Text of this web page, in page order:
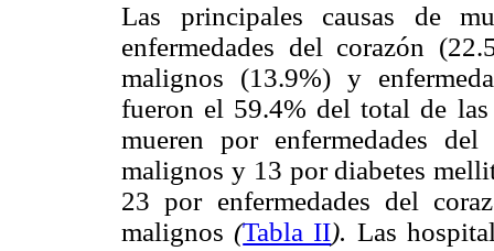
Las principales causas de
enfermedades del corazón
malignos (13.9%) y
fueron el 59.4% del total de
mueren por enfermedades
malignos y 13 por diabetes
23 por enfermedades del
malignos(Tabla II). Las